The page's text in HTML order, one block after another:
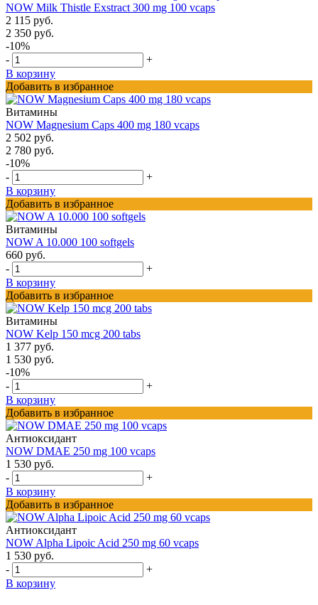
NOW Milk Thistle Exstract 300 mg 100 vcaps
2 115 руб.
2 350 руб.
-10%
-
+
В корзину
Добавить в избранное
Витамины
NOW Magnesium Caps 400 mg 180 vcaps
2 502 руб.
2 780 руб.
-10%
-
+
В корзину
Добавить в избранное
Витамины
NOW A 10.000 100 softgels
660 руб.
-
+
В корзину
Добавить в избранное
Витамины
NOW Kelp 150 mcg 200 tabs
1 377 руб.
1 530 руб.
-10%
-
+
В корзину
Добавить в избранное
Антиоксидант
NOW DMAE 250 mg 100 vcaps
1 530 руб.
-
+
В корзину
Добавить в избранное
Антиоксидант
NOW Alpha Lipoic Acid 250 mg 60 vcaps
1 530 руб.
-
+
В корзину